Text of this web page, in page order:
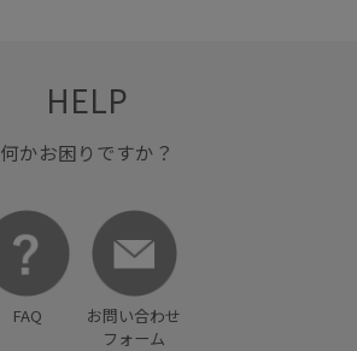
HELP
何かお困りですか？
FAQ
お問い合わせ
フォーム